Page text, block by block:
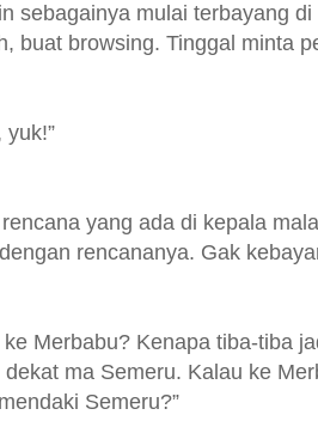
sebagainya mulai terbayang
buat browsing. Tinggal minta
yuk!”
yang ada di kepala
rencananya. Gak
Merbabu? Kenapa tiba-tiba
ma Semeru. Kalau ke
Semeru?”